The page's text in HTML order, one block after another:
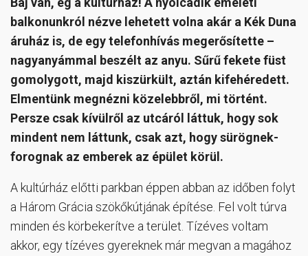
balkonunkról nézve lehetett volna akár a Kék Duna
áruház is, de egy telefonhívás megerősítette –
nagyanyámmal beszélt az anyu. Sűrű fekete füst
gomolygott, majd kiszürkült, aztán kifehéredett.
Elmentünk megnézni közelebbről, mi történt.
Persze csak kívülről az utcáról láttuk, hogy sok
mindent nem láttunk, csak azt, hogy sürögnek-
forognak az emberek az épület körül.
A kultúrház előtti parkban éppen abban az időben folyt
a Három Grácia szökőkútjának építése. Fel volt túrva
minden és körbekerítve a terület. Tízéves voltam
akkor, egy tízéves gyereknek már megvan a magához